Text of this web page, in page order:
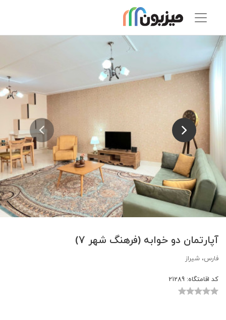
آپارتمان دو خوابه (فرهنگ شهر 7)
فارس، شیراز
کد اقامتگاه: